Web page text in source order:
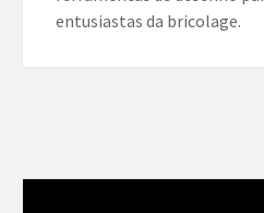
entusiastas da bricolage.